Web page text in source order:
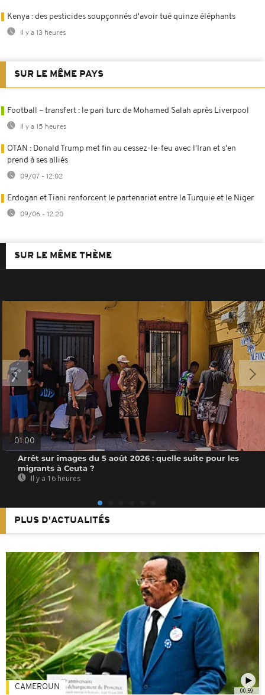
Kenya : des pesticides soupçonnés d'avoir tué quinze éléphants
Il y a 13 heures
SUR LE MÊME PAYS
Football – transfert : le pari turc de Mohamed Salah après Liverpool
Il y a 15 heures
OTAN : Donald Trump met fin au cessez-le-feu avec l'Iran et s'en
prend à ses alliés
09/07 - 12:02
Erdogan et Tiani renforcent le partenariat entre la Turquie et le Niger
09/06 - 12:20
SUR LE MÊME THÈME
01:00
Arrêt sur images du 5 août 2026 : quelle suite pour les
migrants à Ceuta ?
Il y a 16 heures
PLUS D'ACTUALITÉS
00:59
CAMEROUN